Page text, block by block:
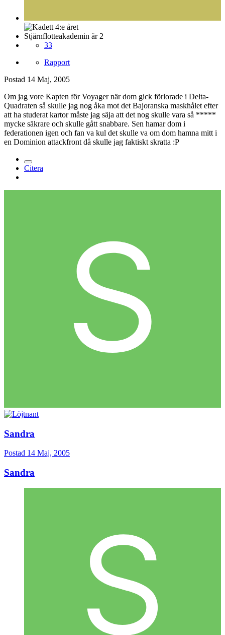
Stjärnflotteakademin år 2
33
Rapport
Postad 14 Maj, 2005
Om jag vore Kapten för Voyager när dom gick förlorade i Delta-
Quadraten så skulle jag nog åka mot det Bajoranska maskhålet efter
att ha studerat kartor måste jag säja att det nog skulle vara så *****
mycke säkrare och skulle gått snabbare. Sen hamar dom i
federationen igen och fan va kul det skulle va om dom hamna mitt i
en Dominion attackfront då skulle jag faktiskt skratta :P
Citera
Sandra
Postad 14 Maj, 2005
Sandra